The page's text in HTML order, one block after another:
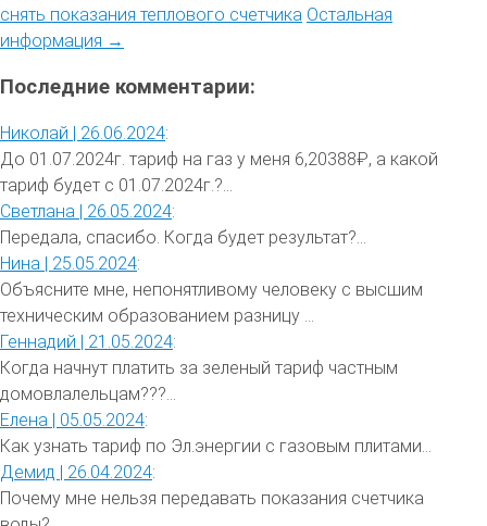
снять показания теплового счетчика Остальная
информация →
Последние комментарии:
Николай | 26.06.2024:
До 01.07.2024г. тариф на газ у меня 6,20388₽, а какой
тариф будет с 01.07.2024г.?...
Светлана | 26.05.2024:
Передала, спасибо. Когда будет результат?...
Нина | 25.05.2024:
Объясните мне, непонятливому человеку с высшим
техническим образованием разницу ...
Геннадий | 21.05.2024:
Когда начнут платить за зеленый тариф частным
домовлалельцам???...
Елена | 05.05.2024:
Как узнать тариф по Эл.энергии с газовым плитами...
Демид | 26.04.2024:
Почему мне нельзя передавать показания счетчика